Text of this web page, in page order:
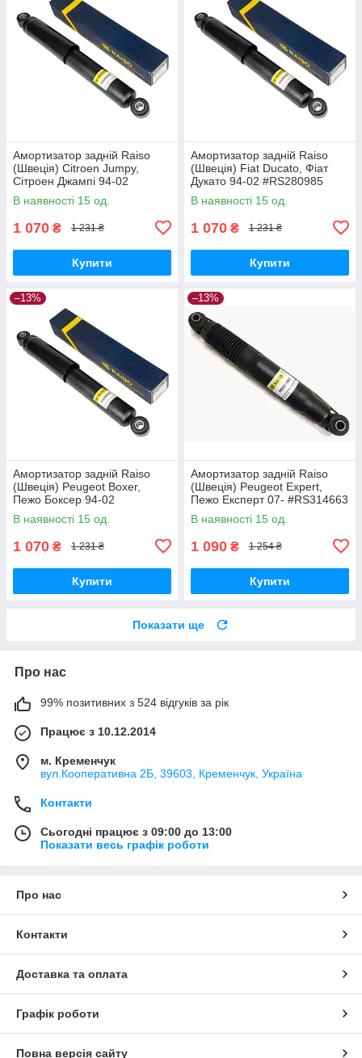
Амортизатор задній Raiso
(Швеція) Citroen Jumpy,
Сітроен Джампі 94-02
#RS280985 UAEQFLB17
В наявності 15 од.
1 070 ₴ 1 231 ₴
Купити
Амортизатор задній Raiso
(Швеція) Fiat Ducato, Фіат
Дукато 94-02 #RS280985
UAKFKVB17
В наявності 15 од.
1 070 ₴ 1 231 ₴
Купити
–13%
Амортизатор задній Raiso
(Швеція) Peugeot Boxer,
Пежо Боксер 94-02
#RS280985 UAKFKVB17
В наявності 15 од.
1 070 ₴ 1 231 ₴
Купити
–13%
Амортизатор задній Raiso
(Швеція) Peugeot Expert,
Пежо Експерт 07- #RS314663
UAFHXFG17
В наявності 15 од.
1 090 ₴ 1 254 ₴
Купити
Показати ще
Про нас
99% позитивних з 524 відгуків за рік
Працює з 10.12.2014
м. Кременчук
вул.Кооперативна 2Б, 39603, Кременчук, Україна
Контакти
Сьогодні працює з 09:00 до 13:00
Показати весь графік роботи
Про нас
Контакти
Доставка та оплата
Графік роботи
Повна версія сайту